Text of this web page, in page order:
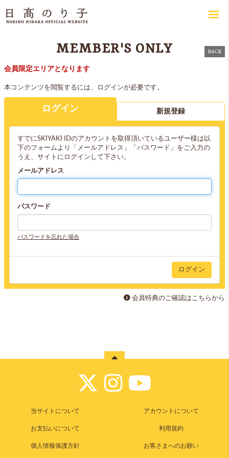
MEMBER'S ONLY BACK
会員限定エリアとなります
本コンテンツを閲覧するには、ログインが必要です。
ログイン 新規登録
すでにSKIYAKI IDのアカウントを取得頂いているユーザー様は以
下のフォームより「メールアドレス」「パスワード」をご入力の
うえ、サイトにログインして下さい。
メールアドレス
パスワード
パスワードを忘れた場合
会員特典のご確認はこちらから
当サイトについて アカウントについて
お支払いについて 利用規約
個人情報保護方針 お客さまへのお願い